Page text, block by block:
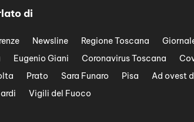
di
Newsline Regione Toscana
Eugenio Giani Coronavirus Toscana
Prato Sara Funaro Pisa Ad ovest
Vigili del Fuoco